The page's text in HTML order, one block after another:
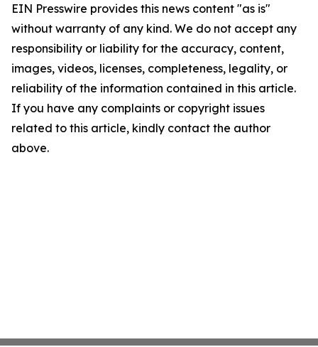
EIN Presswire provides this news content "as is"
without warranty of any kind. We do not accept any
responsibility or liability for the accuracy, content,
images, videos, licenses, completeness, legality, or
reliability of the information contained in this article.
If you have any complaints or copyright issues
related to this article, kindly contact the author
above.